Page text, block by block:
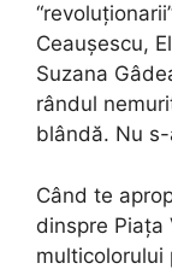
Ceaușescu,
Suzana
rândul
blândă. Nu
Când te
dinspre Piața
multicolorului